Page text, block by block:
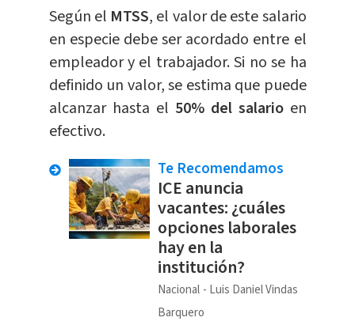
Según el MTSS, el valor de este salario
en especie debe ser acordado entre el
empleador y el trabajador. Si no se ha
definido un valor, se estima que puede
alcanzar hasta el 50% del salario en
efectivo.
Te Recomendamos
ICE anuncia
vacantes: ¿cuáles
opciones laborales
hay en la
institución?
Nacional
Luis Daniel Vindas
Barquero